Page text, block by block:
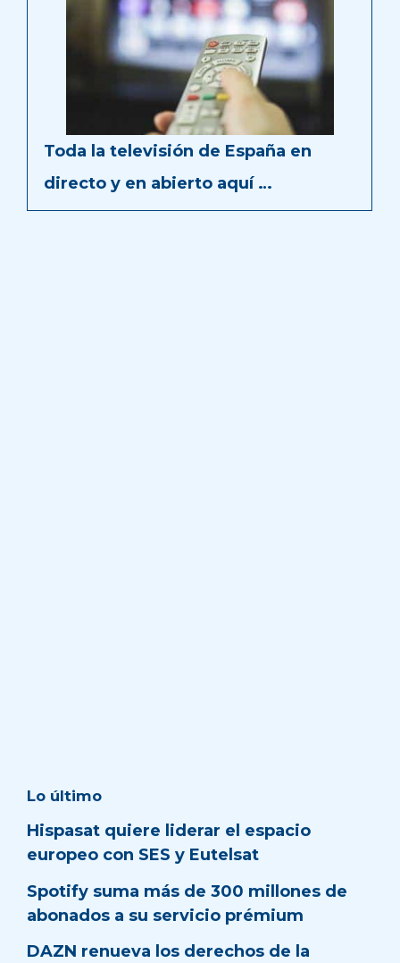
Toda la televisión de España en
directo y en abierto aquí …
Lo último
Hispasat quiere liderar el espacio
europeo con SES y Eutelsat
Spotify suma más de 300 millones de
abonados a su servicio prémium
DAZN renueva los derechos de la